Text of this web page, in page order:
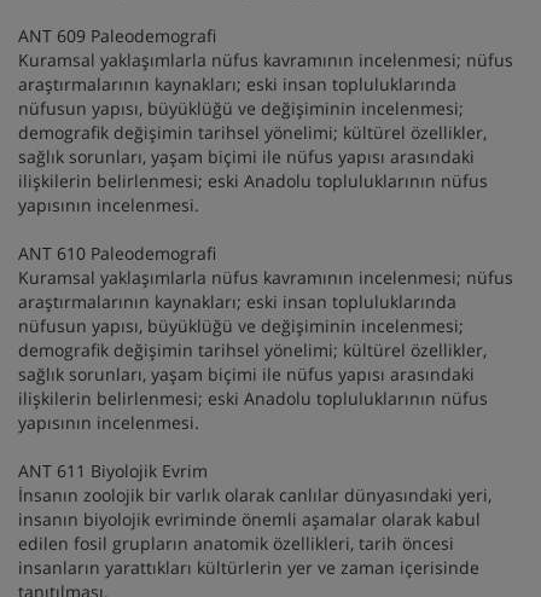
ANT 609 Paleodemografi
Kuramsal yaklaşımlarla nüfus kavramının incelenmesi; nüfus
araştırmalarının kaynakları; eski insan topluluklarında
nüfusun yapısı, büyüklüğü ve değişiminin incelenmesi;
demografik değişimin tarihsel yönelimi; kültürel özellikler,
sağlık sorunları, yaşam biçimi ile nüfus yapısı arasındaki
ilişkilerin belirlenmesi; eski Anadolu topluluklarının nüfus
yapısının incelenmesi.
ANT 610 Paleodemografi
Kuramsal yaklaşımlarla nüfus kavramının incelenmesi; nüfus
araştırmalarının kaynakları; eski insan topluluklarında
nüfusun yapısı, büyüklüğü ve değişiminin incelenmesi;
demografik değişimin tarihsel yönelimi; kültürel özellikler,
sağlık sorunları, yaşam biçimi ile nüfus yapısı arasındaki
ilişkilerin belirlenmesi; eski Anadolu topluluklarının nüfus
yapısının incelenmesi.
ANT 611 Biyolojik Evrim
İnsanın zoolojik bir varlık olarak canlılar dünyasındaki yeri,
insanın biyolojik evriminde önemli aşamalar olarak kabul
edilen fosil grupların anatomik özellikleri, tarih öncesi
insanların yarattıkları kültürlerin yer ve zaman içerisinde
tanıtılması.